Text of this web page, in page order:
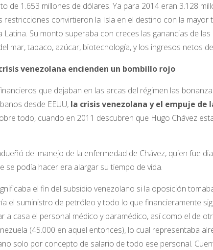
de 1.653 millones de dólares. Ya para 2014 eran 3.128
convirtieron la Isla en el destino con la mayor
Latina. Su monto superaba con creces las ganancias de
mar, tabaco, azúcar, biotecnología, y los ingresos netos
venezolana encienden un bombillo rojo
que dejaban en las arcas del régimen las
desde EEUU,la crisis venezolana y el empuje de
todo, cuando en 2011 descubren que Hugo Chávez
del manejo de la enfermedad de Chávez, quien fue
se podía hacer era alargar su tiempo de vida.
el fin del subsidio venezolano si la oposición
el suministro de petróleo y todo lo que financieramente
a casa el personal médico y paramédico, así como el de
(45.000 en aquel entonces), lo cual representaba
solo por concepto de salario de todo ese personal.